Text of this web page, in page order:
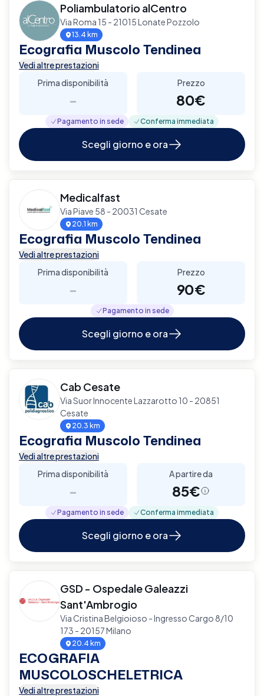
Poliambulatorio alCentro
Via Roma 15 - 21015 Lonate Pozzolo
13.4 km
Ecografia Muscolo Tendinea
Vedi altre prestazioni
Prima disponibilità
-
Prezzo
80€
Pagamento in sede Conferma immediata
Scegli giorno e ora
Medicalfast
Via Piave 58 - 20031 Cesate
20.1 km
Ecografia Muscolo Tendinea
Vedi altre prestazioni
Prima disponibilità
-
Prezzo
90€
Pagamento in sede
Scegli giorno e ora
Cab Cesate
Via Suor Innocente Lazzarotto 10 - 20851
Cesate
20.3 km
Ecografia Muscolo Tendinea
Vedi altre prestazioni
Prima disponibilità
-
A partire da
85€
Pagamento in sede Conferma immediata
Scegli giorno e ora
GSD - Ospedale Galeazzi
Sant'Ambrogio
Via Cristina Belgioioso - Ingresso Cargo 8/10
173 - 20157 Milano
20.4 km
ECOGRAFIA
MUSCOLOSCHELETRICA
Vedi altre prestazioni